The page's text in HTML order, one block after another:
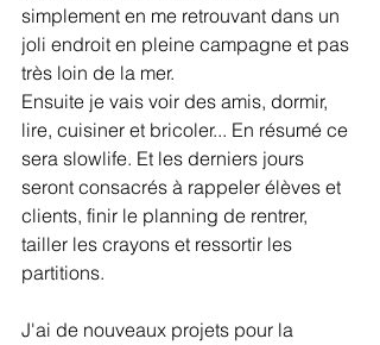
simplement en me retrouvant dans un
joli endroit en pleine campagne et pas
très loin de la mer.
Ensuite je vais voir des amis, dormir,
lire, cuisiner et bricoler... En résumé ce
sera slowlife. Et les derniers jours
seront consacrés à rappeler élèves et
clients, finir le planning de rentrer,
tailler les crayons et ressortir les
partitions.
J'ai de nouveaux projets pour la